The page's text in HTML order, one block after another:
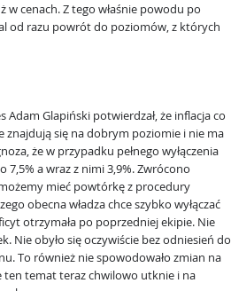
cenach. Z tego właśnie powodu po
od razu powrót do poziomów, z których
Glapiński potwierdzał, że inflacja co
znajdują się na dobrym poziomie i nie ma
że w przypadku pełnego wyłączenia
7,5% a wraz z nimi 3,9%. Zwrócono
mieć powtórkę z procedury
obecna władza chce szybko wyłączać
otrzymała po poprzedniej ekipie. Nie
Nie obyło się oczywiście bez odniesień do
To również nie spowodowało zmian na
ten temat teraz chwilowo utknie i na